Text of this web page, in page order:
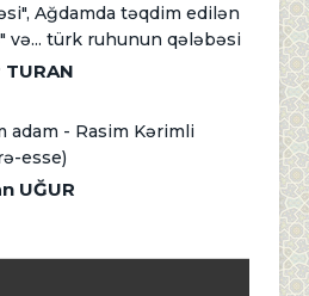
Ağdamda təqdim edilən
və... türk ruhunun qələbəsi
TURAN
adam - Rasim Kərimli
esse)
UĞUR